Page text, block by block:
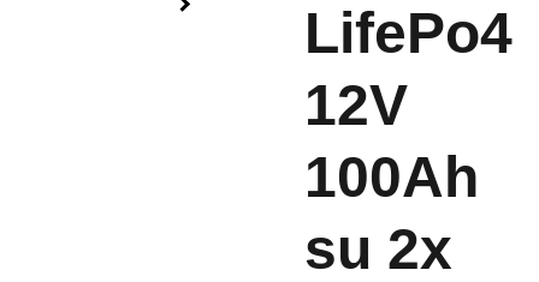
LifePo4
12V
100Ah
su 2x